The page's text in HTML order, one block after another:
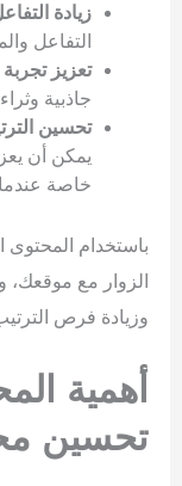
زيادة
التفاعل
تعزيز
جاذبية
تحسين
يمكن أن
خاصة
باستخدام المحتوى
الزوار مع موقعك،
وزيادة فرص
أهمية
تحسين